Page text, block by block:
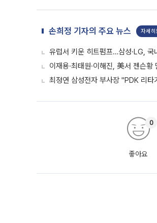
손희정 기자의 주요 뉴스 자세히
유럽서 키운 히트펌프…삼성·LG, 국
이재용·최태원·이해진, 美서 젠슨
최정연 삼성전자 부사장 "PDK 리
좋아요
0